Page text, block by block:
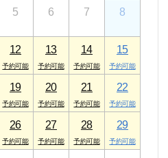
5 6 7 8
12 13 14 15
19 20 21 22
26 27 28 29